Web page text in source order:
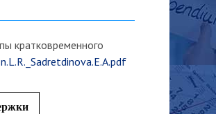
кратковременного